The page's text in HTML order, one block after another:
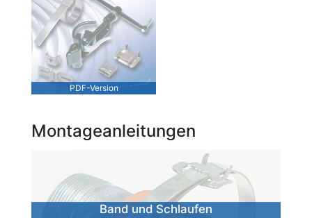
PDF-Version
Montageanleitungen
Band und Schlaufen